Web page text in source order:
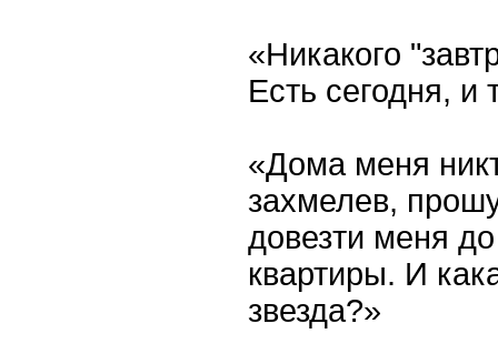
«Никакого
Есть сегодня, и
«Дома меня
захмелев,
довезти меня
квартиры. И
звезда?»